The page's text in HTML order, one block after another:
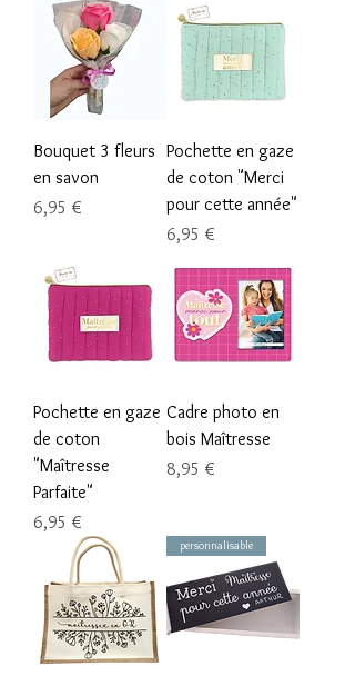
Bouquet 3 fleurs
en savon
Prix
6,95 €
Pochette en gaze
de coton "Merci
pour cette année"
Prix
6,95 €
Pochette en gaze
de coton
"Maîtresse
Parfaite"
Prix
6,95 €
Cadre photo en
bois Maîtresse
Prix
8,95 €
personnalisable